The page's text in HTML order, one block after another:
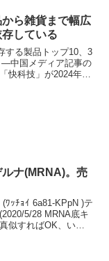
ら雑貨まで幅広
している
する製品トップ10、3
―中国メディア記事の
快科技」が2024年の
ナ(MRNA)。売
ﾜｯﾁｮｲ 6a81-KPpN )テ
5/28 MRNA底キ
似すればOK、いか